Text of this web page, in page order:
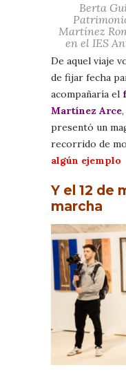
Berta
Martínez
en el IES
De aquel viaje
de fijar fecha
acompañaría el
Martínez Arce
presentó un
recorrido de
algún ejemplo
Y el 12 de
marcha